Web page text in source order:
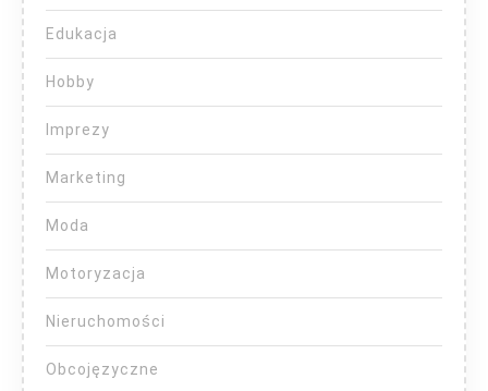
Edukacja
Hobby
Imprezy
Marketing
Moda
Motoryzacja
Nieruchomości
Obcojęzyczne